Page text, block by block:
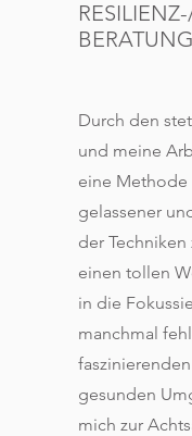
BERATUNG
Durch den
und meine
eine Methode
gelassener
der
einen tollen
in die
manchmal
gesunden
mich zur